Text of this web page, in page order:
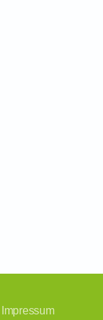
Impressum